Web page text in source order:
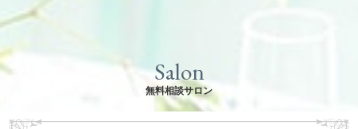
Salon
無料相談サロン